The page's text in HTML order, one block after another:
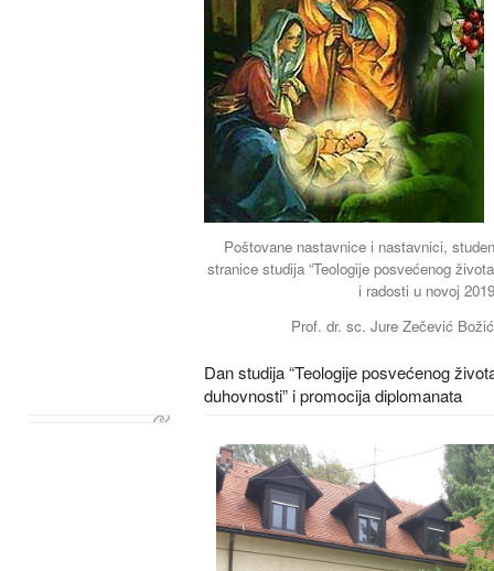
Poštovane nastavnice i nastavnici,
stranice studija “Teologije posvećenog
i radosti u novoj
Prof. dr. sc. Jure Zečević
Dan studija “Teologije posvećenog
duhovnosti” i promocija diplomanata